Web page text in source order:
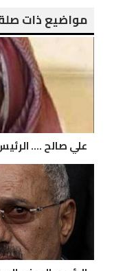
مواضيع ذات
علي صالح ....